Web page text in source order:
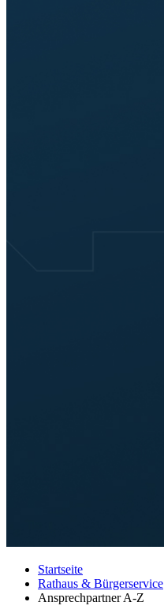
Startseite
Rathaus & Bürgerservice
Ansprechpartner A-Z